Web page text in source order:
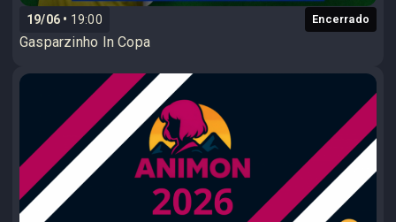
19/06 19:00 Encerrado
Gasparzinho In Copa